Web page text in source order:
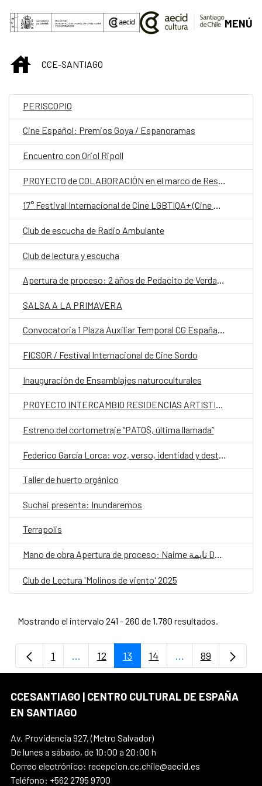
Saltar al contenido principal
MENÚ
INICIOCCE-SANTIAGO
PERISCOPIO
Cine Español: Premios Goya / Espanoramas
Encuentro con Oriol Ripoll
17° Festival Internacional de Cine LGBTIQA+ (Cine Movilh)
Club de escucha de Radio Ambulante
Club de lectura y escucha
Apertura de proceso: 2 años de Pedacito de Verdad y Lanzamiento de TAPzine de laboratorios pop de conversación.
SALSA A LA PRIMAVERA
Convocatoria 1 Plaza Auxiliar Temporal CG España en Santiago.
FICSOR / Festival Internacional de Cine Sordo
Inauguración de Ensamblajes naturoculturales
PROYECTO INTERCAMBIO RESIDENCIAS ARTISTICAS
Estreno del cortometraje “PATO$, última llamada”
Taller de huerto orgánico
Suchai presenta: Inundaremos
Terrapolis
Mano de obra Apertura de proceso: Naime نايمة Danzar una lengua olvidada
Club de Lectura 'Molinos de viento' 2025
Mostrando el intervalo 241 - 260 de 1.780 resultados.
Página
1 ...Páginas intermedias Use TAB para
Página
12 Página
13 Página
14 ...PáginasPágina
89
CCESANTIAGO | CENTRO CULTURAL DE ESPAÑA
EN SANTIAGO
Av. Providencia 927, (Metro Salvador)
De lunes a sábado, de 10:00 a 20:00 h
Correo electrónico: recepcion.cc.chile@aecid.es
Teléfono: +562 2795 9700